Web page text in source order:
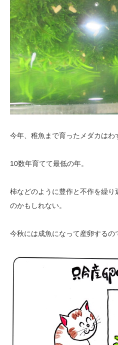
今年、稚魚まで育ったメダカはわ
10数年育てて最低の年。
柿などのように豊作と不作を繰
のかもしれない。
今秋には成魚になって産卵するの